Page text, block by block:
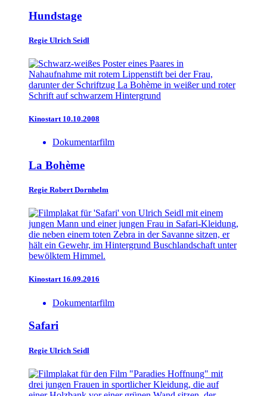
Hundstage
Regie Ulrich Seidl
Kinostart 10.10.2008
Dokumentarfilm
La Bohème
Regie Robert Dornhelm
Kinostart 16.09.2016
Dokumentarfilm
Safari
Regie Ulrich Seidl